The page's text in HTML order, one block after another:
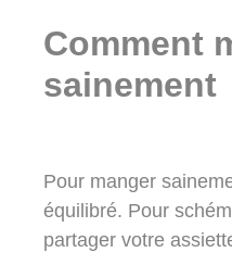
Comment
sainement
Pour manger
équilibré. Pour
partager votre